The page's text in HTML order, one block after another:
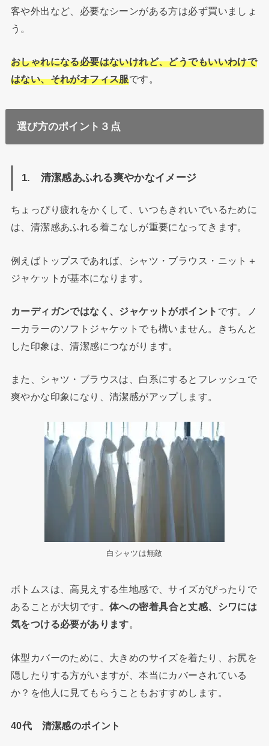
客や外出など、必要なシーンがある方は必ず買いましょ
う。
おしゃれになる必要はないけれど、どうでもいいわけで
はない、それがオフィス服です。
選び方のポイント３点
1. 清潔感あふれる爽やかなイメージ
ちょっぴり疲れをかくして、いつもきれいでいるために
は、清潔感あふれる着こなしが重要になってきます。
例えばトップスであれば、シャツ・ブラウス・ニット＋
ジャケットが基本になります。
カーディガンではなく、ジャケットがポイント です。ノ
ーカラーのソフトジャケットでも構いません。きちんと
した印象は、清潔感につながります。
また、シャツ・ブラウスは、白系にするとフレッシュで
爽やかな印象になり、清潔感がアップします。
白シャツは無敵
ボトムスは、高見えする生地感で、サイズがぴったりで
あることが大切です。体への密着具合と丈感、シワには
気をつける必要があります。
体型カバーのために、大きめのサイズを着たり、お尻を
隠したりする方がいますが、本当にカバーされている
か？を他人に見てもらうこともおすすめします。
40代 清潔感のポイント